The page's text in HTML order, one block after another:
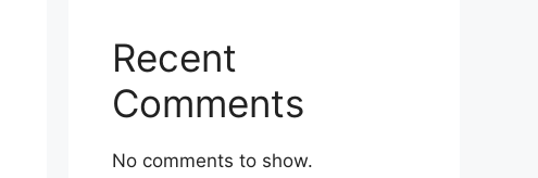
Recent
Comments
No comments to show.